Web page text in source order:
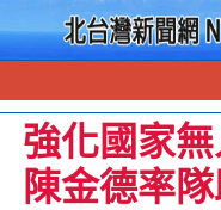
強化國家
陳金德率